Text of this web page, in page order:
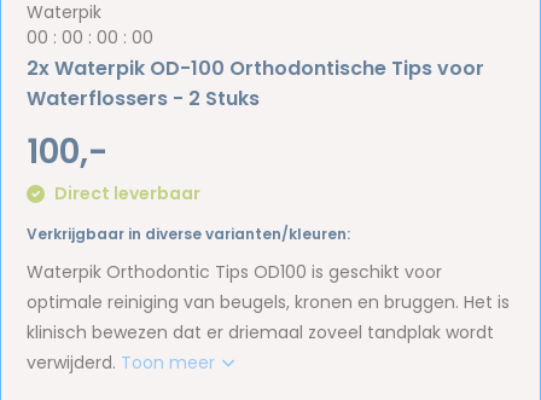
Waterpik
00 :00 :00 :00
2x Waterpik OD-100 Orthodontische Tips voor
Waterflossers - 2 Stuks
100,-
Direct leverbaar
Verkrijgbaar in diverse varianten/kleuren:
Waterpik Orthodontic Tips OD100 is geschikt voor
optimale reiniging van beugels, kronen en bruggen. Het is
klinisch bewezen dat er driemaal zoveel tandplak wordt
verwijderd. Toon meer